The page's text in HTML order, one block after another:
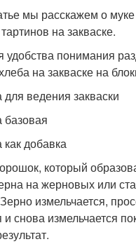
мы расскажем о
на закваске.
удобства понимания
на закваске на
для ведения закваски
базовая
добавка
который
на жерновых или
измельчается,
и снова измельчается